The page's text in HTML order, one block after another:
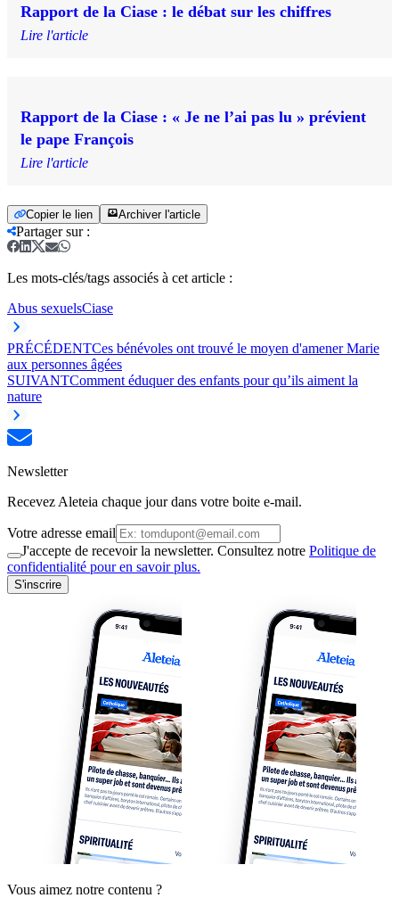
Rapport de la Ciase : le débat sur les chiffres
Lire l'article
Rapport de la Ciase : « Je ne l’ai pas lu » prévient
le pape François
Lire l'article
Copier le lien Archiver l'article
Partager sur:
Les mots-clés/tags associés à cet article :
Abus sexuelsCiase
PRÉCÉDENTCes bénévoles ont trouvé le moyen d'amener Marie
aux personnes âgées
SUIVANTComment éduquer des enfants pour qu’ils aiment la
nature
Newsletter
Recevez Aleteia chaque jour dans votre boite e-mail.
Votre adresse email
J'accepte de recevoir la newsletter. Consultez notre Politique de
confidentialité pour en savoir plus.
S'inscrire
Vous aimez notre contenu ?